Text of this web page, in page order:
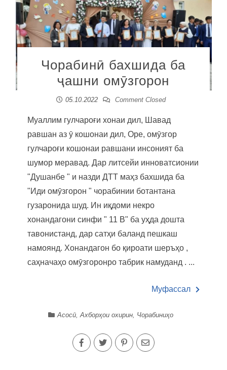
Чорабинӣ бахшида ба
ҷашни омӯзгорон
05.10.2022 Comment Closed
Муаллим гулчароғи хонаи дил, Шавад
равшан аз ӯ кошонаи дил, Оре, омӯзгор
гулчароғи кошонаи равшани инсоният ба
шумор меравад. Дар литсейи инноватсионии
"Душанбе " и назди ДТТ маҳз бахшида ба
"Иди омӯзгорон " чорабинии ботантана
гузаронида шуд. Ин иқдоми некро
хонандагони синфи " 11 В" ба уҳда дошта
тавонистанд, дар сатҳи баланд пешкаш
намоянд. Хонандагон бо қироати шеръҳо ,
саҳначаҳо омӯзгоронро табрик намуданд . ...
Муфассал
Асосӣ,Ахборҳои охирин, Чорабиниҳо